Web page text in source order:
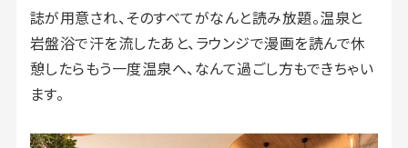
誌が用意され、そのすべてがなんと読み放題。温泉と
岩盤浴で汗を流したあと、ラウンジで漫画を読んで休
憩したらもう一度温泉へ、なんて過ごし方もできちゃい
ます。